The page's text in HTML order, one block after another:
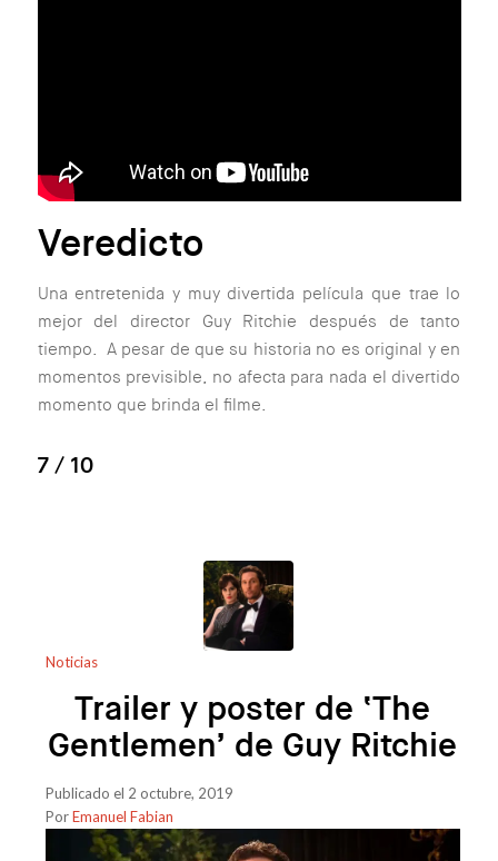
Veredicto
Una entretenida y muy divertida película que trae lo
mejor del director Guy Ritchie después de tanto
tiempo. A pesar de que su historia no es original y en
momentos previsible, no afecta para nada el divertido
momento que brinda el filme.
7/ 10
Noticias
Trailer y poster de ‘The
Gentlemen’ de Guy Ritchie
Publicado el 2 octubre, 2019
PorEmanuel Fabian